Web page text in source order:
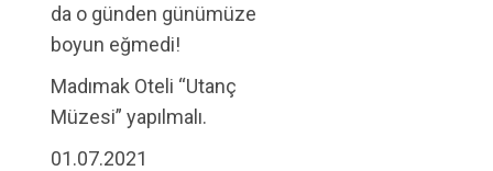
da o günden günümüze
boyun eğmedi!
Madımak Oteli “Utanç
Müzesi” yapılmalı.
01.07.2021